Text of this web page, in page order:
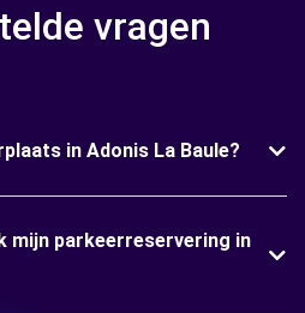
vragen
in Adonis La Baule?
mijn parkeerreservering in